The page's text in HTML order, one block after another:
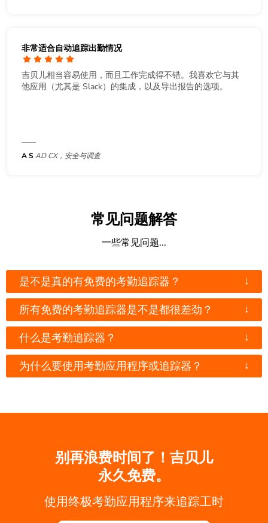
非常适合自动追踪出勤情况
吉贝儿相当容易使用，而且工作完成得不错。我喜欢它与其
他应用（尤其是 Slack）的集成，以及导出报告的选项。
A SAD CX，安全与调查
常见问题解答
一些常见问题...
是不是真的有免费的考勤追踪器？ ↓
所有免费的考勤追踪器是不是都很差劲？ ↓
什么是考勤追踪器？ ↓
为什么要使用考勤应用程序或追踪器？ ↓
别再浪费时间了！吉贝儿
永久免费。
使用终极考勤应用程序来追踪工时